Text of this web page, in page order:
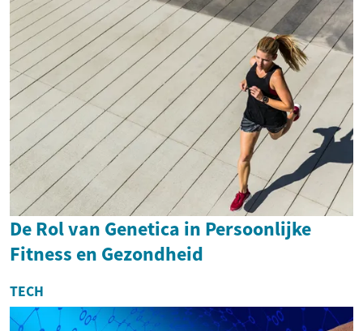
De Rol van Genetica in Persoonlijke
Fitness en Gezondheid
TECH